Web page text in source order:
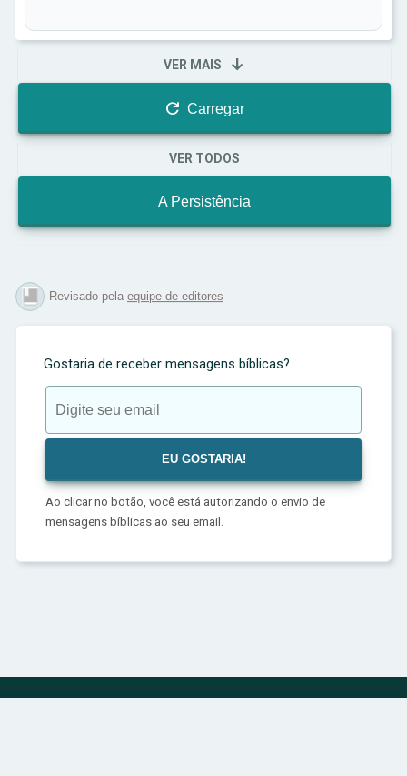
VER MAIS 
 Carregar
VER TODOS
A Persistência
Revisado pela equipe de editores
Gostaria de receber mensagens bíblicas?
Ao clicar no botão, você está autorizando o envio de
mensagens bíblicas ao seu email.